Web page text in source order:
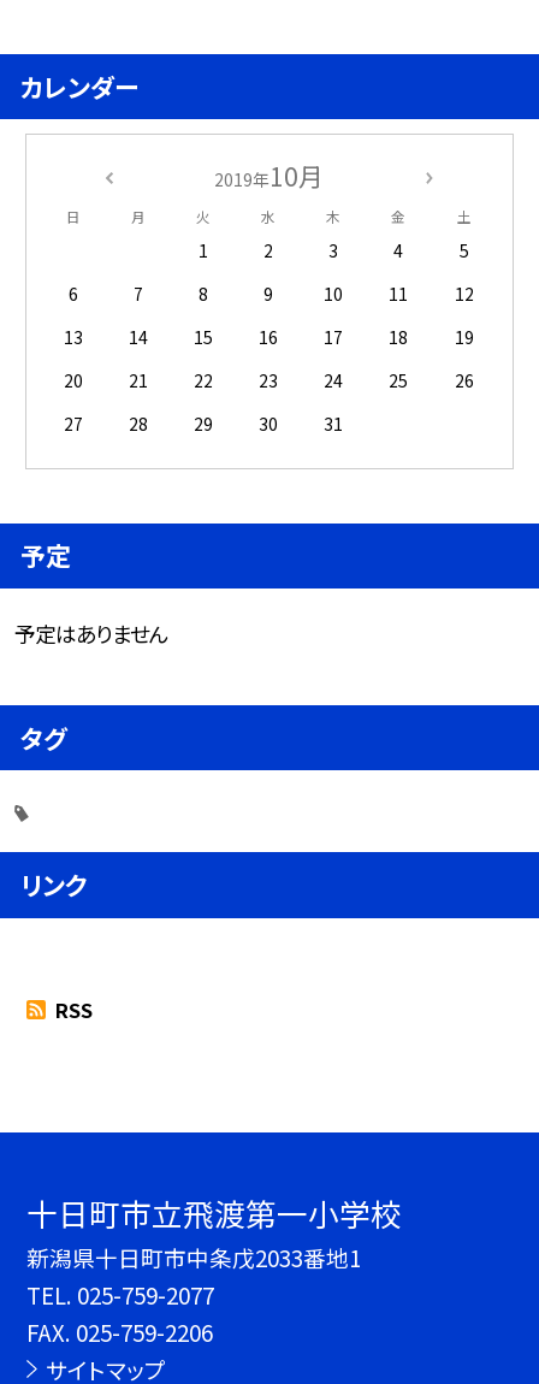
カレンダー
2019年10月
日 月 火 水 木 金 土
1 2 3 4
5
6
7 8 9 10 11
12
13
14 15 16 17 18
19
20
21 22 23 24 25
26
27
28 29 30 31
予定
予定はありません
タグ
リンク
RSS
十日町市立飛渡第一小学校
新潟県十日町市中条戊2033番地1
TEL. 025-759-2077
FAX. 025-759-2206
サイトマップ